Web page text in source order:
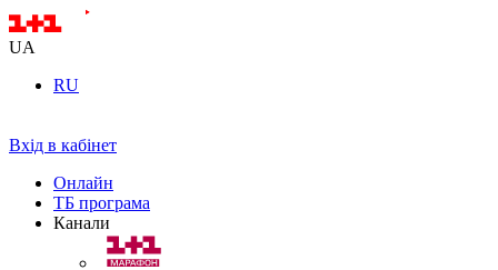
UA
RU
Вхід в кабінет
Онлайн
ТБ програма
Канали